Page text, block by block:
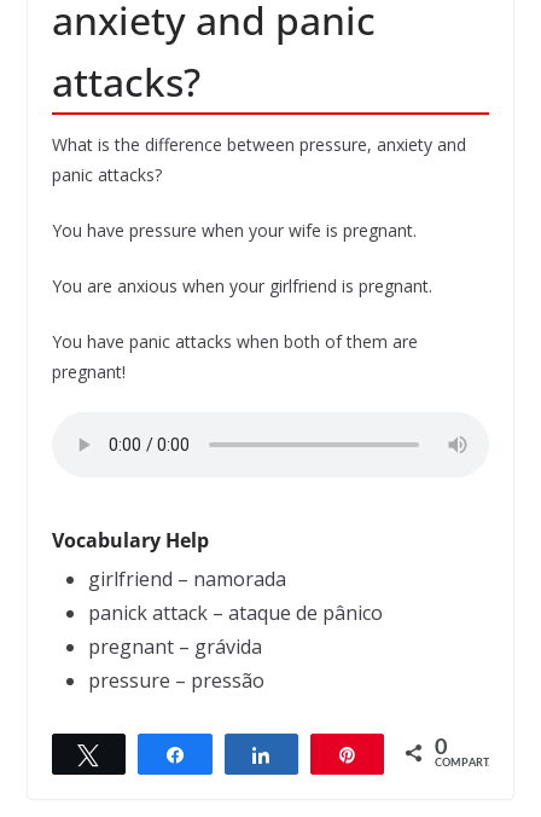
anxiety and panic
attacks?
What is the difference between pressure, anxiety and
panic attacks?
You have pressure when your wife is pregnant.
You are anxious when your girlfriend is pregnant.
You have panic attacks when both of them are
pregnant!
Vocabulary Help
girlfriend – namorada
panick attack – ataque de pânico
pregnant – grávida
pressure – pressão
Compartilhar Compartilhar 0
COMPART.
← Previous
Next →